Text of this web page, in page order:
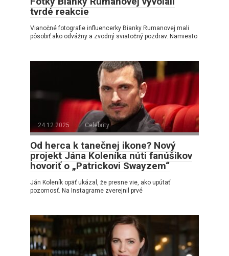
tvrdé reakcie
Vianočné fotografie influencerky Bianky Rumanovej mali
pôsobiť ako odvážny a zvodný sviatočný pozdrav. Namiesto
24.12.2025 Celebrity
Od herca k tanečnej ikone? Nový
projekt Jána Koleníka núti fanúšikov
hovoriť o „Patrickovi Swayzem“
Ján Koleník opäť ukázal, že presne vie, ako upútať
pozornosť. Na Instagrame zverejnil prvé